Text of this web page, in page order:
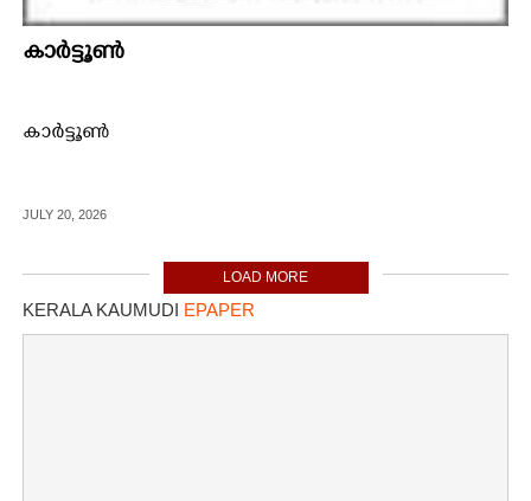
കാർട്ടൂൺ
കാർട്ടൂൺ
JULY 20, 2026
LOAD MORE
KERALA KAUMUDI EPAPER